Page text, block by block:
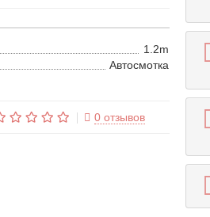
1.2m
Автосмотка
0 отзывов